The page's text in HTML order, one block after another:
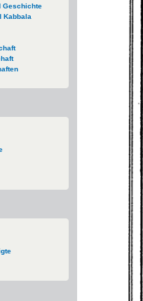
Geschichte
Kabbala